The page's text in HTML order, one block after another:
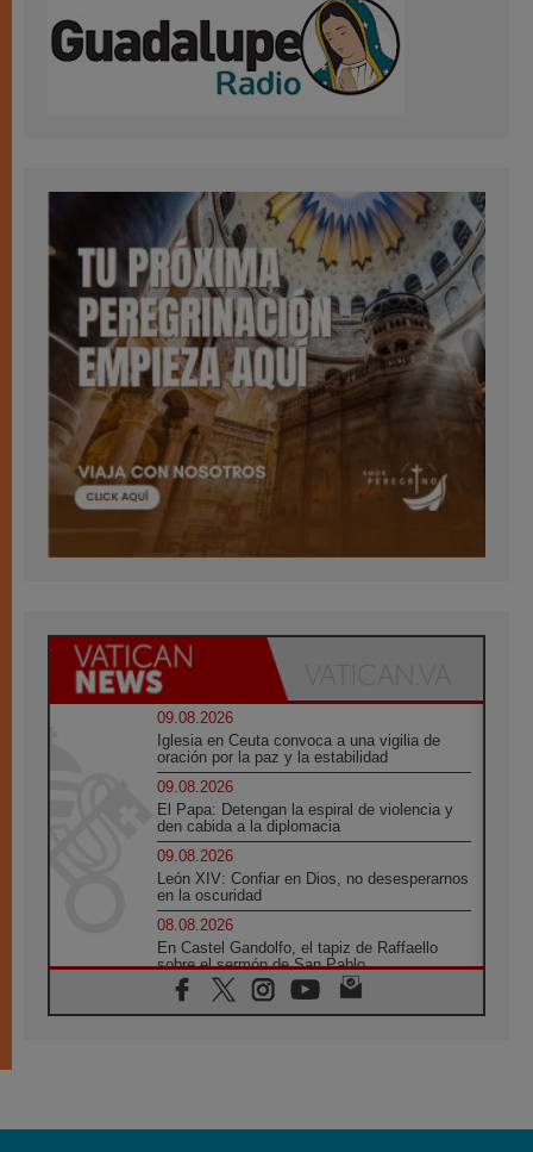
09.08.2026
Iglesia en Ceuta convoca a una vigilia de
oración por la paz y la estabilidad
09.08.2026
El Papa: Detengan la espiral de violencia y
den cabida a la diplomacia
09.08.2026
León XIV: Confiar en Dios, no desesperarnos
en la oscuridad
08.08.2026
En Castel Gandolfo, el tapiz de Raffaello
sobre el sermón de San Pablo
08.08.2026
En Colombia, «la paz no se compra con una
08.08.2026